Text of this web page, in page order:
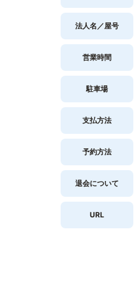
法人名／屋号
営業時間
駐車場
支払方法
予約方法
退会について
URL